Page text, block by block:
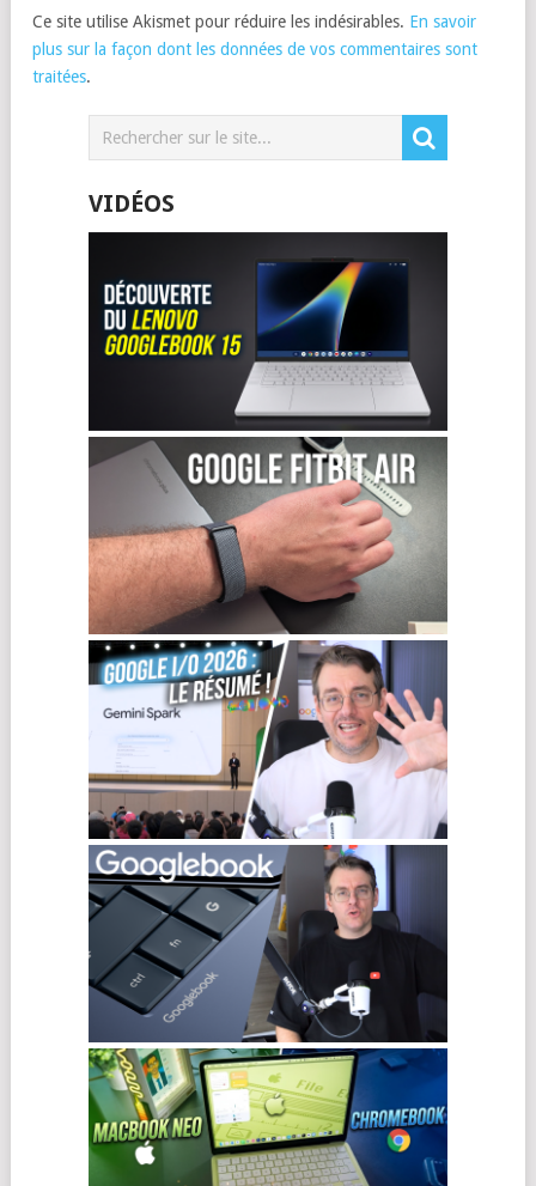
Ce site utilise Akismet pour réduire les indésirables. En savoir
plus sur la façon dont les données de vos commentaires sont
traitées.
VIDÉOS